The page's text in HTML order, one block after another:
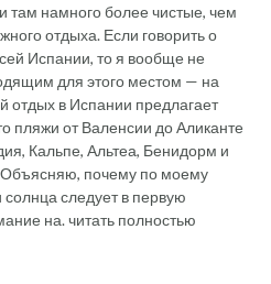
там намного более чистые, чем
отдыха. Если говорить о
Испании, то я вообще не
для этого местом — на
отдых в Испании предлагает
пляжи от Валенсии до Аликанте
Кальпе, Альтеа, Бенидорм и
Объясняю, почему по моему
следует в первую
на. читать полностью